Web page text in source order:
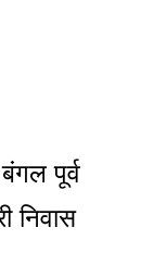
पूर्व
निवास